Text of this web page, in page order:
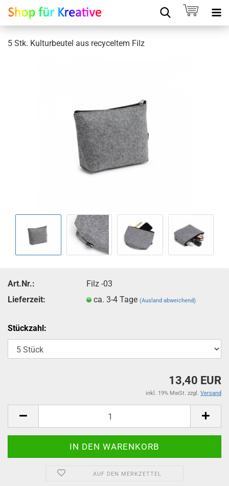
5 Stk. Kulturbeutel aus recyceltem Filz
Art.Nr.:
Filz -03
Lieferzeit:
ca. 3-4 Tage(Ausland abweichend)
Stückzahl:
13,40 EUR
inkl. 19% MwSt. zzgl. Versand
AUF DEN MERKZETTEL